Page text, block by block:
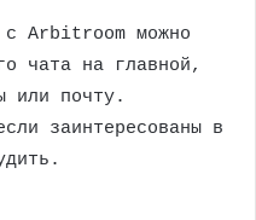
с Arbitroom можно
чата на главной,
или почту.
заинтересованы в